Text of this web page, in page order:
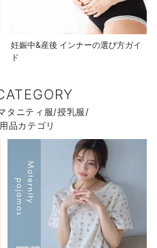
妊娠中&産後 インナーの選び方ガイ
ド
タニティ服/授乳服/
品カテゴリ